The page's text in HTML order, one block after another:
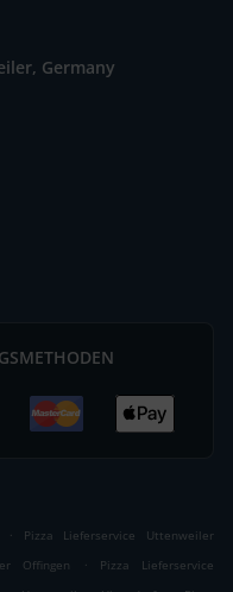
Germany
.
Pizza Lieferservice Uttenweiler
Offingen .
Pizza Lieferservice